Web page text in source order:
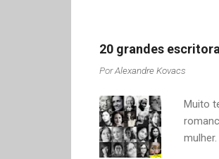
da
para
Pouco
20 grandes
PorAlexandre Kovacs
Muito